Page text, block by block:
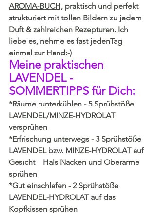
AROMA-BUCH, praktisch und perfekt
strukturiert mit tollen Bildern zu jedem
Duft & zahlreichen Rezepturen. Ich
liebe es, nehme es fast jedenTag
einmal zur Hand:-)
Meine praktischen
LAVENDEL -
SOMMERTIPPS für Dich:
*Räume runterkühlen - 5 Sprühstöße
LAVENDEL/MINZE-HYDROLAT
versprühen
*Erfrischung unterwegs - 3 Sprühstöße
LAVENDEL bzw. MINZE-HYDROLAT auf
Gesicht    Hals Nacken und Oberarme
sprühen
*Gut einschlafen - 2 Sprühstöße
LAVENDEL-HYDROLAT auf das
Kopfkissen sprühen